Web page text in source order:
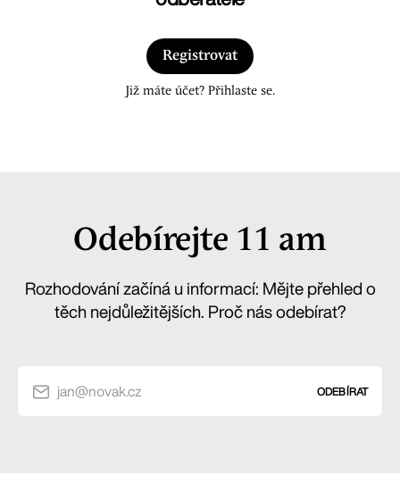
Registrovat
Již máte účet? Přihlaste se.
Odebírejte 11 am
Rozhodování začíná u informací: Mějte přehled o
těch nejdůležitějších. Proč nás odebírat?
jan@novak.cz ODEBÍRAT